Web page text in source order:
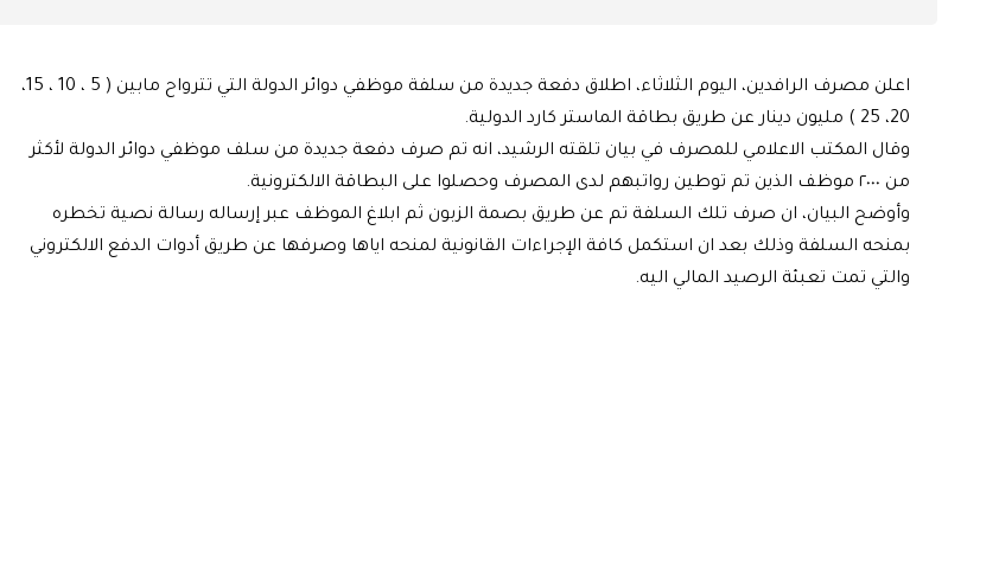
اعلن مصرف الرافدين، اليوم الثلاثاء، اطلاق دفعة جديدة من سلفة موظفي دوائر الدولة التي تترواح مابين ( 5 ، 10 ، 15،
20، 25 ) مليون دينار عن طريق بطاقة الماستر كارد الدولية.
وقال المكتب الاعلامي للمصرف في بيان تلقته الرشيد، انه تم صرف دفعة جديدة من سلف موظفي دوائر الدولة لأكثر
من ٢٠٠٠ موظف الذين تم توطين رواتبهم لدى المصرف وحصلوا على البطاقة الالكترونية.
وأوضح البيان، ان صرف تلك السلفة تم عن طريق بصمة الزبون ثم ابلاغ الموظف عبر إرساله رسالة نصية تخطره
بمنحه السلفة وذلك بعد ان استكمل كافة الإجراءات القانونية لمنحه اياها وصرفها عن طريق أدوات الدفع الالكتروني
والتي تمت تعبئة الرصيد المالي اليه.